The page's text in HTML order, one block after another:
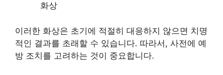
화상
이러한 화상은 초기에 적절히 대응하지 않으면 치명
적인 결과를 초래할 수 있습니다. 따라서, 사전에 예
방 조치를 고려하는 것이 중요합니다.